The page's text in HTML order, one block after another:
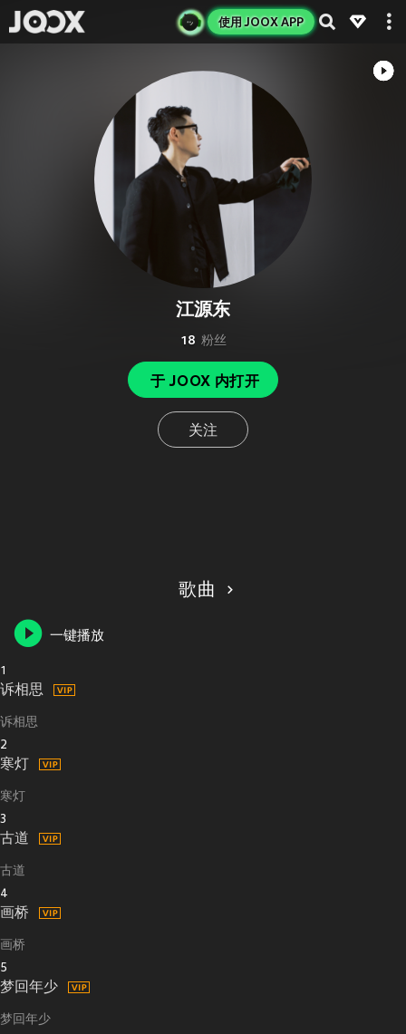
使用 JOOX APP
江源东
18 粉丝
于 JOOX 内打开
关注
歌曲
一键播放
1
诉相思
诉相思
2
寒灯
寒灯
3
古道
古道
4
画桥
画桥
5
梦回年少
梦回年少